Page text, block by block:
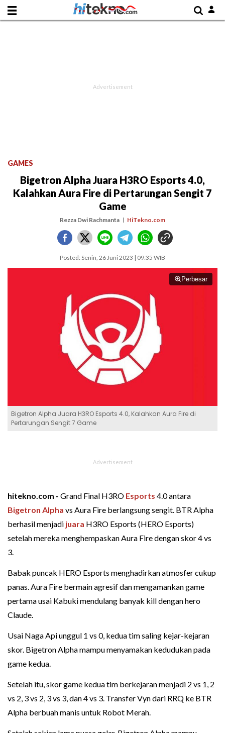
GAMES
Bigetron Alpha Juara H3RO Esports 4.0,
Kalahkan Aura Fire di Pertarungan Sengit 7
Game
Rezza Dwi Rachmanta HiTekno.com
Posted: Senin, 26 Juni 2023 | 09:35 WIB
Perbesar
Bigetron Alpha Juara H3RO Esports 4.0, Kalahkan Aura Fire di
Pertarungan Sengit 7 Game
hitekno.com - Grand Final H3RO Esports 4.0 antara
Bigetron Alpha vs Aura Fire berlangsung sengit. BTR Alpha
berhasil menjadi juara H3RO Esports (HERO Esports)
setelah mereka menghempaskan Aura Fire dengan skor 4 vs
3.
Babak puncak HERO Esports menghadirkan atmosfer cukup
panas. Aura Fire bermain agresif dan mengamankan game
pertama usai Kabuki mendulang banyak kill dengan hero
Claude.
Usai Naga Api unggul 1 vs 0, kedua tim saling kejar-kejaran
skor. Bigetron Alpha mampu menyamakan kedudukan pada
game kedua.
Setelah itu, skor game kedua tim berkejaran menjadi 2 vs 1, 2
vs 2, 3 vs 2, 3 vs 3, dan 4 vs 3. Transfer Vyn dari RRQ ke BTR
Alpha berbuah manis untuk Robot Merah.